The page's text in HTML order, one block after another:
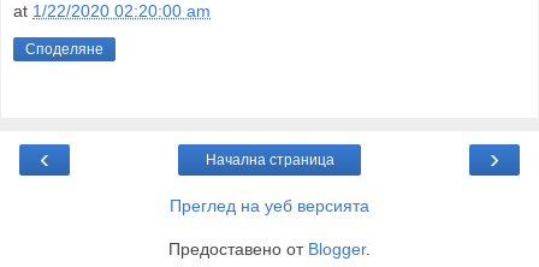
at 1/22/2020 02:20:00 am
Споделяне
‹ ›
Начална страница
Преглед на уеб версията
Предоставено от Blogger.